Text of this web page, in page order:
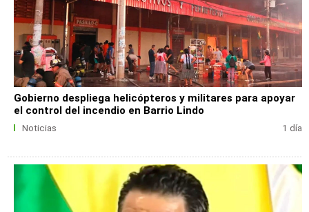
Gobierno despliega helicópteros y militares para apoyar
el control del incendio en Barrio Lindo
Noticias 1 día